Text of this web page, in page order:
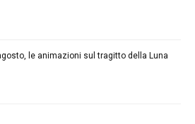
le animazioni sul tragitto della Luna